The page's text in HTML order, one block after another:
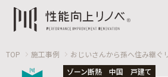
TOP 施工事例
おじいさんから孫へ住み継ぐ
ゾーン断熱
中国
戸建て